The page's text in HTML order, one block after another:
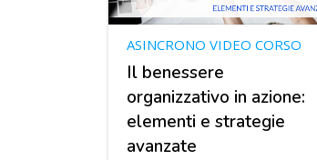
Il benessere
organizzativo in azione:
elementi e strategie
avanzate
ASINCRONO VIDEO CORSO